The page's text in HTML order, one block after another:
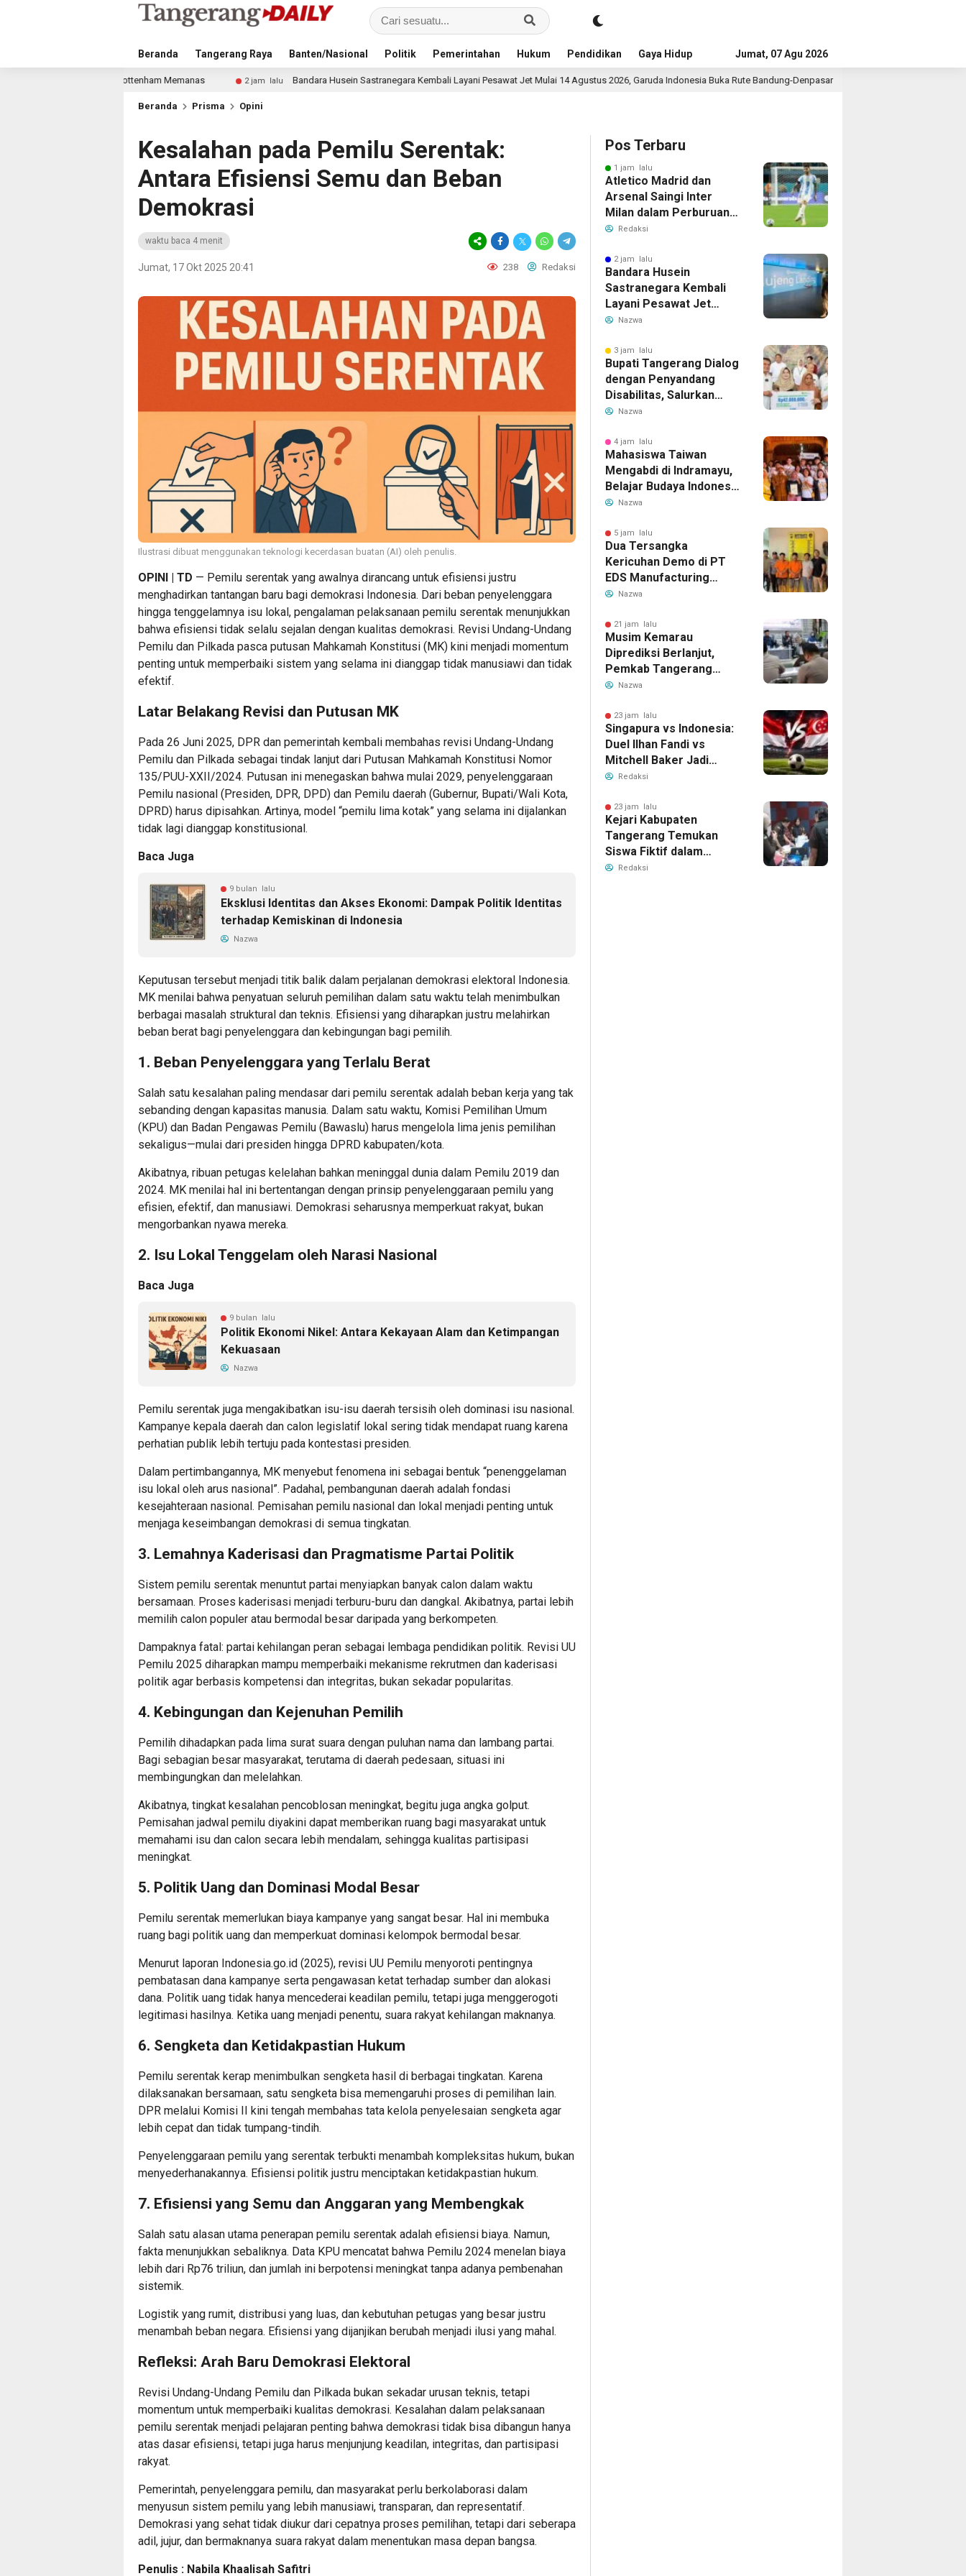
Beranda Tangerang Raya Banten/Nasional Politik Pemerintahan Hukum Pendidikan Gaya Hidup Advertorial
Jumat, 07 Agu 2026
2 jam lalu Bandara Husein Sastranegara Kembali Layani Pesawat Jet Mulai 14 Agustus 2026, Garuda Indonesia Buka Rute Bandung-Denpasar 3 jam lalu Bupati Tangerang Dialog
Beranda Prisma Opini
Kesalahan pada Pemilu Serentak:
Antara Efisiensi Semu dan Beban
Demokrasi
waktu baca 4 menit
Jumat, 17 Okt 2025 20:41 238 Redaksi
Ilustrasi dibuat menggunakan teknologi kecerdasan buatan (AI) oleh penulis.
OPINI | TD — Pemilu serentak yang awalnya dirancang untuk efisiensi justru
menghadirkan tantangan baru bagi demokrasi Indonesia. Dari beban penyelenggara
hingga tenggelamnya isu lokal, pengalaman pelaksanaan pemilu serentak menunjukkan
bahwa efisiensi tidak selalu sejalan dengan kualitas demokrasi. Revisi Undang-Undang
Pemilu dan Pilkada pasca putusan Mahkamah Konstitusi (MK) kini menjadi momentum
penting untuk memperbaiki sistem yang selama ini dianggap tidak manusiawi dan tidak
efektif.
Latar Belakang Revisi dan Putusan MK
Pada 26 Juni 2025, DPR dan pemerintah kembali membahas revisi Undang-Undang
Pemilu dan Pilkada sebagai tindak lanjut dari Putusan Mahkamah Konstitusi Nomor
135/PUU-XXII/2024. Putusan ini menegaskan bahwa mulai 2029, penyelenggaraan
Pemilu nasional (Presiden, DPR, DPD) dan Pemilu daerah (Gubernur, Bupati/Wali Kota,
DPRD) harus dipisahkan. Artinya, model “pemilu lima kotak” yang selama ini dijalankan
tidak lagi dianggap konstitusional.
Baca Juga
9 bulan lalu
Eksklusi Identitas dan Akses Ekonomi: Dampak Politik Identitas
terhadap Kemiskinan di Indonesia
Nazwa
Keputusan tersebut menjadi titik balik dalam perjalanan demokrasi elektoral Indonesia.
MK menilai bahwa penyatuan seluruh pemilihan dalam satu waktu telah menimbulkan
berbagai masalah struktural dan teknis. Efisiensi yang diharapkan justru melahirkan
beban berat bagi penyelenggara dan kebingungan bagi pemilih.
1. Beban Penyelenggara yang Terlalu Berat
Salah satu kesalahan paling mendasar dari pemilu serentak adalah beban kerja yang tak
sebanding dengan kapasitas manusia. Dalam satu waktu, Komisi Pemilihan Umum
(KPU) dan Badan Pengawas Pemilu (Bawaslu) harus mengelola lima jenis pemilihan
sekaligus—mulai dari presiden hingga DPRD kabupaten/kota.
Akibatnya, ribuan petugas kelelahan bahkan meninggal dunia dalam Pemilu 2019 dan
2024. MK menilai hal ini bertentangan dengan prinsip penyelenggaraan pemilu yang
efisien, efektif, dan manusiawi. Demokrasi seharusnya memperkuat rakyat, bukan
mengorbankan nyawa mereka.
2. Isu Lokal Tenggelam oleh Narasi Nasional
Baca Juga
9 bulan lalu
Politik Ekonomi Nikel: Antara Kekayaan Alam dan Ketimpangan
Kekuasaan
Nazwa
Pemilu serentak juga mengakibatkan isu-isu daerah tersisih oleh dominasi isu nasional.
Kampanye kepala daerah dan calon legislatif lokal sering tidak mendapat ruang karena
perhatian publik lebih tertuju pada kontestasi presiden.
Dalam pertimbangannya, MK menyebut fenomena ini sebagai bentuk “penenggelaman
isu lokal oleh arus nasional”. Padahal, pembangunan daerah adalah fondasi
kesejahteraan nasional. Pemisahan pemilu nasional dan lokal menjadi penting untuk
menjaga keseimbangan demokrasi di semua tingkatan.
3. Lemahnya Kaderisasi dan Pragmatisme Partai Politik
Sistem pemilu serentak menuntut partai menyiapkan banyak calon dalam waktu
bersamaan. Proses kaderisasi menjadi terburu-buru dan dangkal. Akibatnya, partai lebih
memilih calon populer atau bermodal besar daripada yang berkompeten.
Dampaknya fatal: partai kehilangan peran sebagai lembaga pendidikan politik. Revisi UU
Pemilu 2025 diharapkan mampu memperbaiki mekanisme rekrutmen dan kaderisasi
politik agar berbasis kompetensi dan integritas, bukan sekadar popularitas.
4. Kebingungan dan Kejenuhan Pemilih
Pemilih dihadapkan pada lima surat suara dengan puluhan nama dan lambang partai.
Bagi sebagian besar masyarakat, terutama di daerah pedesaan, situasi ini
membingungkan dan melelahkan.
Akibatnya, tingkat kesalahan pencoblosan meningkat, begitu juga angka golput.
Pemisahan jadwal pemilu diyakini dapat memberikan ruang bagi masyarakat untuk
memahami isu dan calon secara lebih mendalam, sehingga kualitas partisipasi
meningkat.
5. Politik Uang dan Dominasi Modal Besar
Pemilu serentak memerlukan biaya kampanye yang sangat besar. Hal ini membuka
ruang bagi politik uang dan memperkuat dominasi kelompok bermodal besar.
Menurut laporan Indonesia.go.id (2025), revisi UU Pemilu menyoroti pentingnya
pembatasan dana kampanye serta pengawasan ketat terhadap sumber dan alokasi
dana. Politik uang tidak hanya mencederai keadilan pemilu, tetapi juga menggerogoti
legitimasi hasilnya. Ketika uang menjadi penentu, suara rakyat kehilangan maknanya.
6. Sengketa dan Ketidakpastian Hukum
Pemilu serentak kerap menimbulkan sengketa hasil di berbagai tingkatan. Karena
dilaksanakan bersamaan, satu sengketa bisa memengaruhi proses di pemilihan lain.
DPR melalui Komisi II kini tengah membahas tata kelola penyelesaian sengketa agar
lebih cepat dan tidak tumpang-tindih.
Penyelenggaraan pemilu yang serentak terbukti menambah kompleksitas hukum, bukan
menyederhanakannya. Efisiensi politik justru menciptakan ketidakpastian hukum.
7. Efisiensi yang Semu dan Anggaran yang Membengkak
Salah satu alasan utama penerapan pemilu serentak adalah efisiensi biaya. Namun,
fakta menunjukkan sebaliknya. Data KPU mencatat bahwa Pemilu 2024 menelan biaya
lebih dari Rp76 triliun, dan jumlah ini berpotensi meningkat tanpa adanya pembenahan
sistemik.
Logistik yang rumit, distribusi yang luas, dan kebutuhan petugas yang besar justru
menambah beban negara. Efisiensi yang dijanjikan berubah menjadi ilusi yang mahal.
Refleksi: Arah Baru Demokrasi Elektoral
Revisi Undang-Undang Pemilu dan Pilkada bukan sekadar urusan teknis, tetapi
momentum untuk memperbaiki kualitas demokrasi. Kesalahan dalam pelaksanaan
pemilu serentak menjadi pelajaran penting bahwa demokrasi tidak bisa dibangun hanya
atas dasar efisiensi, tetapi juga harus menjunjung keadilan, integritas, dan partisipasi
rakyat.
Pemerintah, penyelenggara pemilu, dan masyarakat perlu berkolaborasi dalam
menyusun sistem pemilu yang lebih manusiawi, transparan, dan representatif.
Demokrasi yang sehat tidak diukur dari cepatnya proses pemilihan, tetapi dari seberapa
adil, jujur, dan bermaknanya suara rakyat dalam menentukan masa depan bangsa.
Penulis : Nabila Khaalisah Safitri
Pos Terbaru
1 jam lalu
Atletico Madrid dan
Arsenal Saingi Inter
Milan dalam Perburuan
Cristian Romero,
Memanas
Redaksi
2 jam lalu
Bandara Husein
Sastranegara Kembali
Layani Pesawat Jet
Mulai 14 Agustus 2026,
Rute Bandung-Denpasar
Nazwa
3 jam lalu
Bupati Tangerang Dialog
dengan Penyandang
Disabilitas, Salurkan
Bantuan dan Tampung
Nazwa
4 jam lalu
Mahasiswa Taiwan
Mengabdi di Indramayu,
Belajar Budaya Indonesia
dan Edukasi Pekerja
Nazwa
5 jam lalu
Dua Tersangka
Kericuhan Demo di PT
EDS Manufacturing
Indonesia Ditahan, Polda
Perebutan Pengelolaan
Limbah
Nazwa
21 jam lalu
Musim Kemarau
Diprediksi Berlanjut,
Pemkab Tangerang
Siapkan Langkah
Bersih
Nazwa
23 jam lalu
Singapura vs Indonesia:
Duel Ilhan Fandi vs
Mitchell Baker Jadi
Sorotan di Piala AFF
Redaksi
23 jam lalu
Kejari Kabupaten
Tangerang Temukan
Siswa Fiktif dalam
Penyidikan Dana BOP
Redaksi